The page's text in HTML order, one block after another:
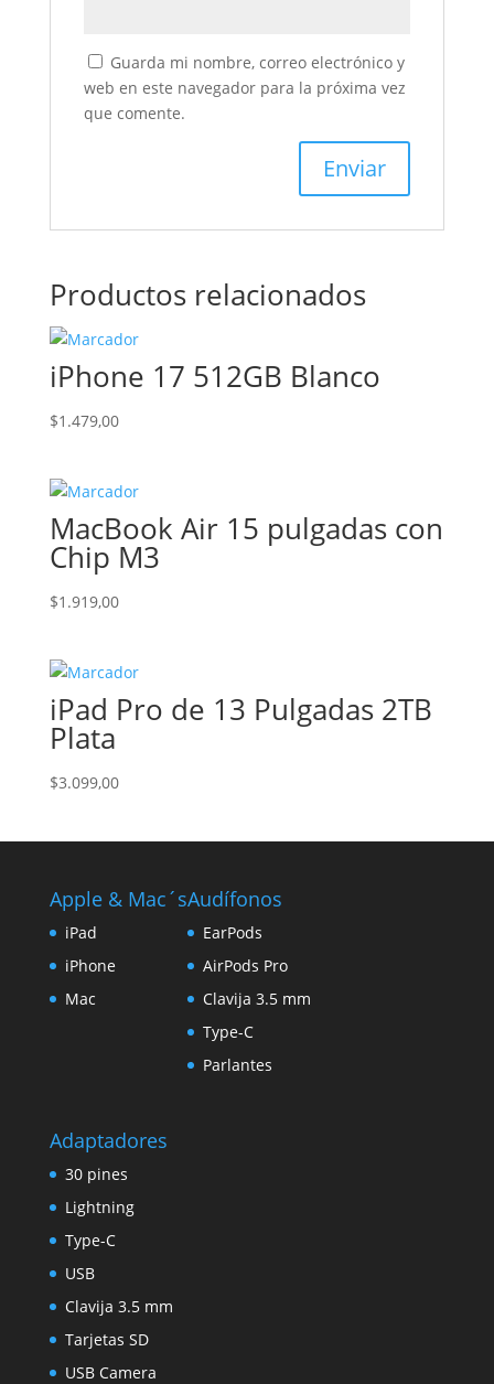
Guarda mi nombre, correo electrónico y
web en este navegador para la próxima vez
que comente.
Productos relacionados
iPhone 17 512GB Blanco
$1.479,00
MacBook Air 15 pulgadas con
Chip M3
$1.919,00
iPad Pro de 13 Pulgadas 2TB
Plata
$3.099,00
Apple & Mac´s
iPad
iPhone
Mac
Audífonos
EarPods
AirPods Pro
Clavija 3.5 mm
Type-C
Parlantes
Adaptadores
30 pines
Lightning
Type-C
USB
Clavija 3.5 mm
Tarjetas SD
USB Camera